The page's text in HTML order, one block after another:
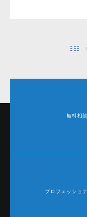
無料相
プロフェッショ